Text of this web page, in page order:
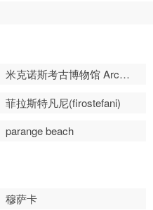
米克诺斯考古博物馆 Archaeological Museum of mykonos
菲拉斯特凡尼(firostefani)
parange beach
穆萨卡